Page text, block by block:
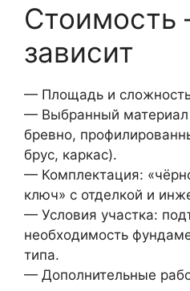
Стоимость
зависит
— Площадь и
— Выбранный материал
бревно,
брус, каркас).
— Комплектация:
ключ» с отделкой и
— Условия участка:
необходимость
типа.
— Дополнительные